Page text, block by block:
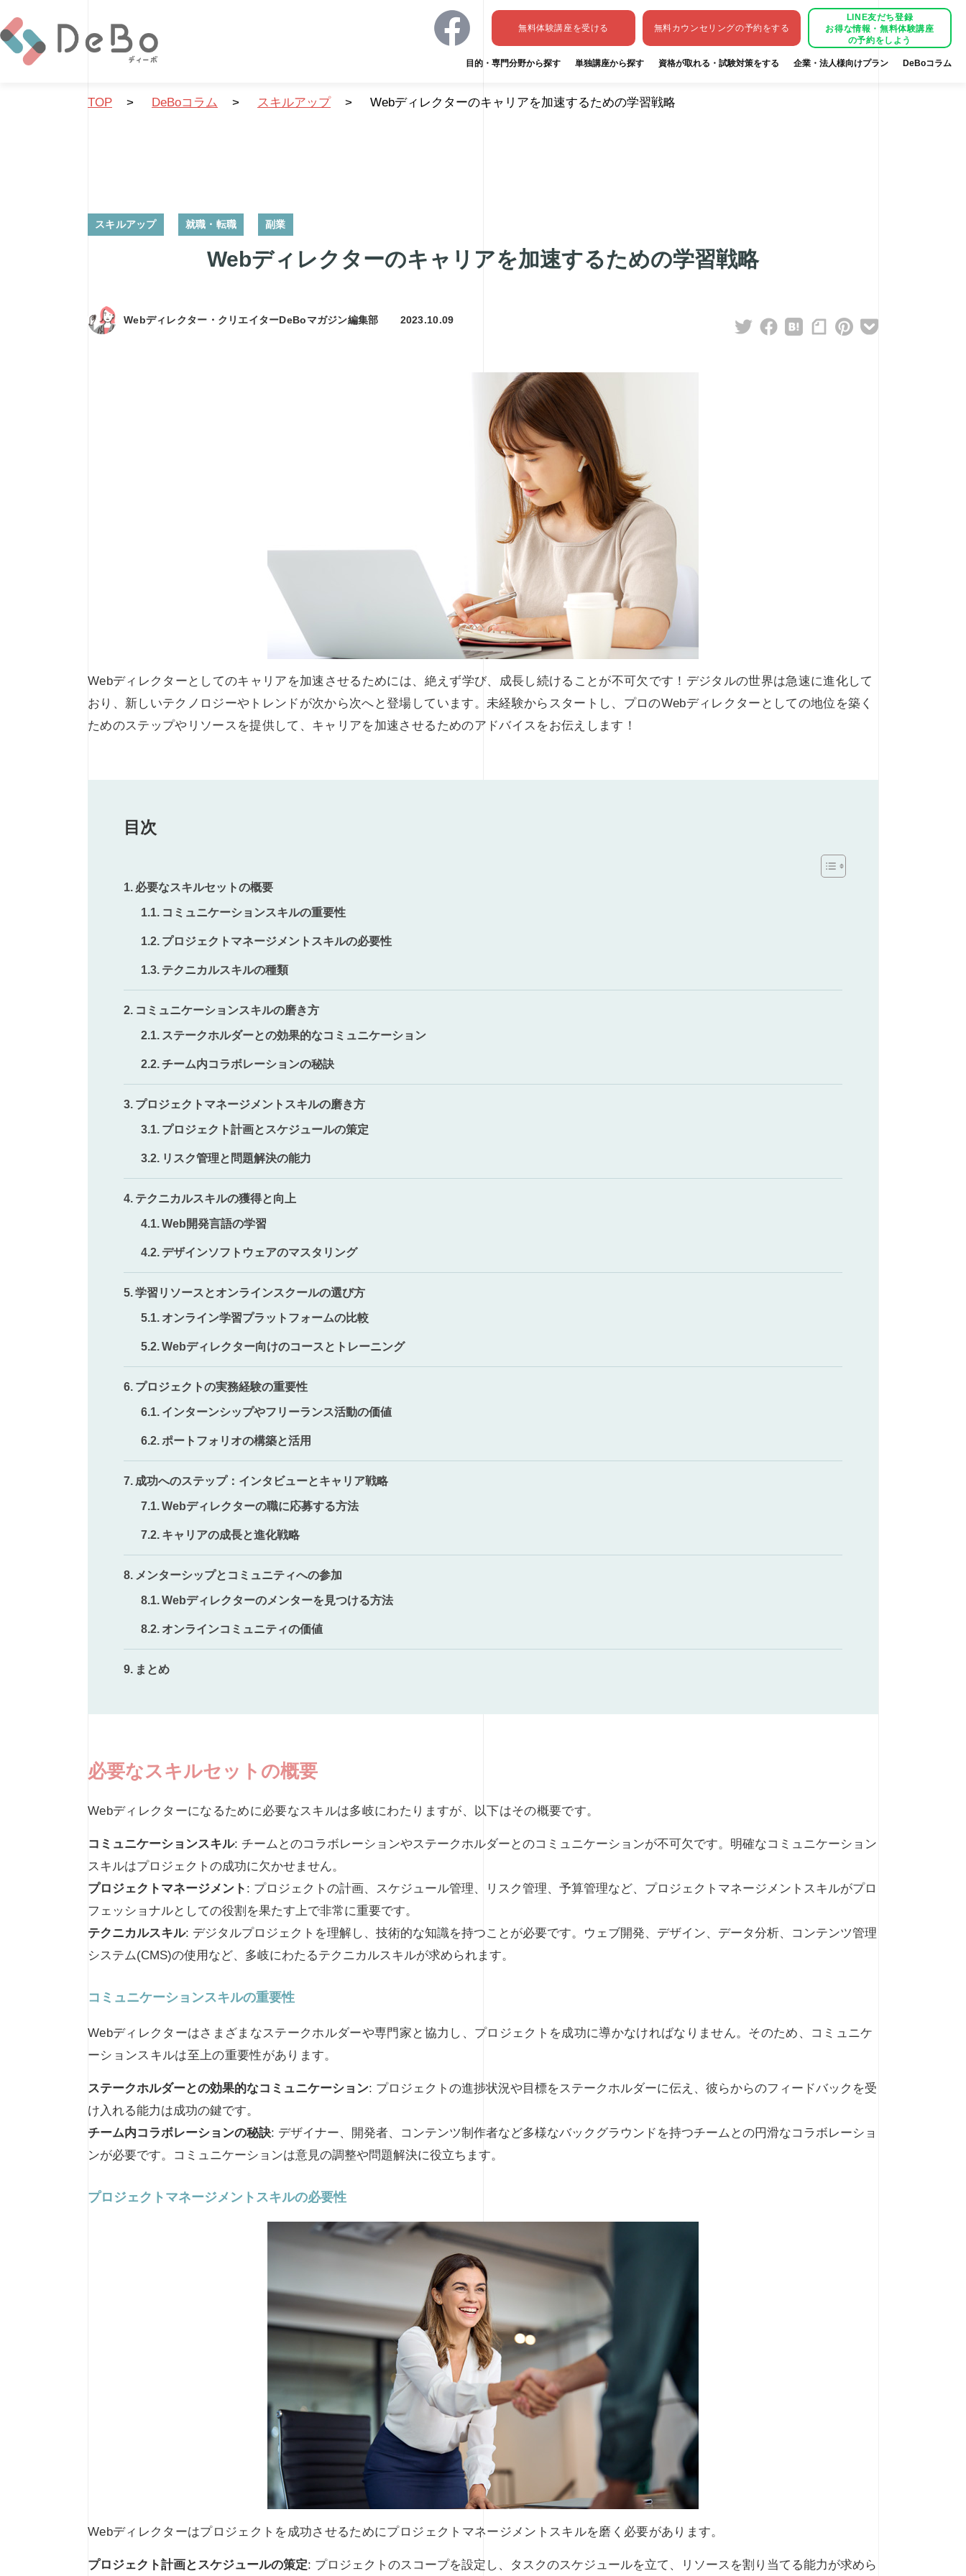
無料体験講座を受ける 無料カウンセリングの予約をする
LINE友だち登録
お得な情報・無料体験講座
の予約をしよう
目的・専門分野から探す 単独講座から探す 資格が取れる・試験対策をする 企業・法人様向けプラン DeBoコラム
TOP > DeBoコラム > スキルアップ> Webディレクターのキャリアを加速するための学習戦略
スキルアップ 就職・転職 副業
Webディレクターのキャリアを加速するための学習戦略
Webディレクター・クリエイターDeBoマガジン編集部 2023.10.09
Webディレクターとしてのキャリアを加速させるためには、絶えず学び、成長し続けることが不可欠です！デジタルの世界は急速に進化して
おり、新しいテクノロジーやトレンドが次から次へと登場しています。未経験からスタートし、プロのWebディレクターとしての地位を築く
ためのステップやリソースを提供して、キャリアを加速させるためのアドバイスをお伝えします！
目次
必要なスキルセットの概要
コミュニケーションスキルの重要性
プロジェクトマネージメントスキルの必要性
テクニカルスキルの種類
コミュニケーションスキルの磨き方
ステークホルダーとの効果的なコミュニケーション
チーム内コラボレーションの秘訣
プロジェクトマネージメントスキルの磨き方
プロジェクト計画とスケジュールの策定
リスク管理と問題解決の能力
テクニカルスキルの獲得と向上
Web開発言語の学習
デザインソフトウェアのマスタリング
学習リソースとオンラインスクールの選び方
オンライン学習プラットフォームの比較
Webディレクター向けのコースとトレーニング
プロジェクトの実務経験の重要性
インターンシップやフリーランス活動の価値
ポートフォリオの構築と活用
成功へのステップ：インタビューとキャリア戦略
Webディレクターの職に応募する方法
キャリアの成長と進化戦略
メンターシップとコミュニティへの参加
Webディレクターのメンターを見つける方法
オンラインコミュニティの価値
まとめ
必要なスキルセットの概要
Webディレクターになるために必要なスキルは多岐にわたりますが、以下はその概要です。
コミュニケーションスキル: チームとのコラボレーションやステークホルダーとのコミュニケーションが不可欠です。明確なコミュニケーション
スキルはプロジェクトの成功に欠かせません。
プロジェクトマネージメント : プロジェクトの計画、スケジュール管理、リスク管理、予算管理など、プロジェクトマネージメントスキルがプロ
フェッショナルとしての役割を果たす上で非常に重要です。
テクニカルスキル: デジタルプロジェクトを理解し、技術的な知識を持つことが必要です。ウェブ開発、デザイン、データ分析、コンテンツ管理
システム(CMS)の使用など、多岐にわたるテクニカルスキルが求められます。
コミュニケーションスキルの重要性
Webディレクターはさまざまなステークホルダーや専門家と協力し、プロジェクトを成功に導かなければなりません。そのため、コミュニケ
ーションスキルは至上の重要性があります。
ステークホルダーとの効果的なコミュニケーション: プロジェクトの進捗状況や目標をステークホルダーに伝え、彼らからのフィードバックを受
け入れる能力は成功の鍵です。
チーム内コラボレーションの秘訣: デザイナー、開発者、コンテンツ制作者など多様なバックグラウンドを持つチームとの円滑なコラボレーショ
ンが必要です。コミュニケーションは意見の調整や問題解決に役立ちます。
プロジェクトマネージメントスキルの必要性
Webディレクターはプロジェクトを成功させるためにプロジェクトマネージメントスキルを磨く必要があります。
プロジェクト計画とスケジュールの策定: プロジェクトのスコープを設定し、タスクのスケジュールを立て、リソースを割り当てる能力が求めら